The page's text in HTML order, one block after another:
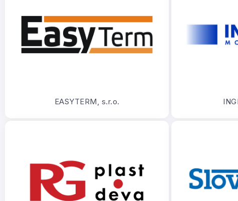
EASYTERM, s.r.o.